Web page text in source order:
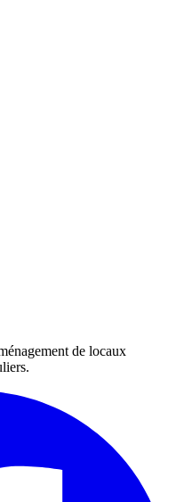
de locaux